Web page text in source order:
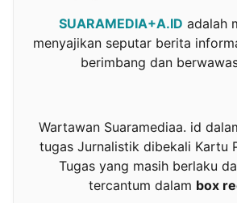
SUARAMEDIA+A.ID adalah
menyajikan seputar berita
berimbang dan
Wartawan Suaramediaa. id
tugas Jurnalistik dibekali Kartu
Tugas yang masih berlaku
tercantum dalam box